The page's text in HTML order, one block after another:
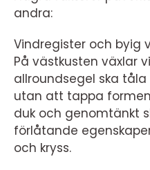
andra:
Vindregister och byig
På västkusten växlar
allroundsegel ska
utan att tappa
duk och genomtänkt
förlåtande
och kryss.